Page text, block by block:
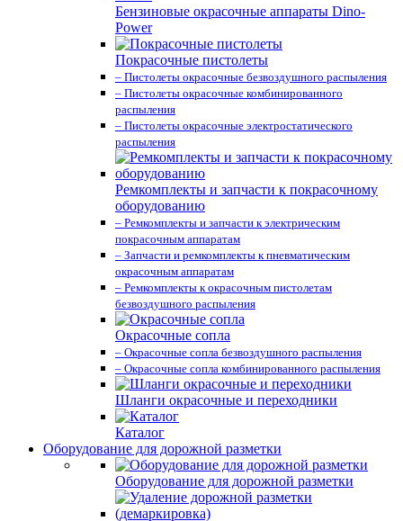
Бензиновые окрасочные аппараты Dino-
Power
Покрасочные пистолеты
– Пистолеты окрасочные безвоздушного распыления
– Пистолеты окрасочные комбинированного
распыления
– Пистолеты окрасочные электростатического
распыления
Ремкомплекты и запчасти к покрасочному
оборудованию
– Ремкомплекты и запчасти к электрическим
покрасочным аппаратам
– Запчасти и ремкомплекты к пневматическим
окрасочным аппаратам
– Ремкомплекты к окрасочным пистолетам
безвоздушного распыления
Окрасочные сопла
– Окрасочные сопла безвоздушного распыления
– Окрасочные сопла комбинированного распыления
Шланги окрасочные и переходники
Каталог
Оборудование для дорожной разметки
Оборудование для дорожной разметки